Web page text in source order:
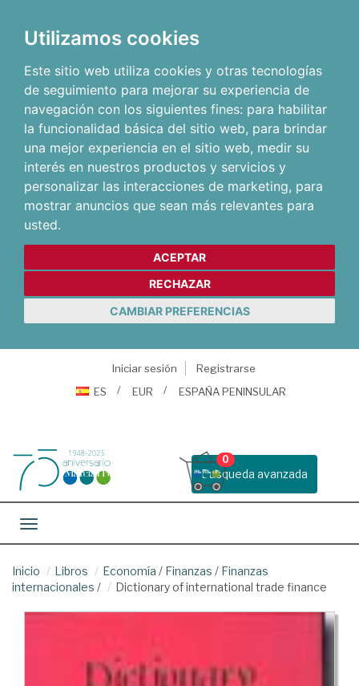
Utilizamos cookies
Este sitio web utiliza cookies y otras tecnologías
de seguimiento para mejorar su experiencia de
navegación con los siguientes fines: para habilitar
la funcionalidad básica del sitio web, para brindar
una mejor experiencia en el sitio web, medir su
interés en nuestros productos y servicios y
personalizar las interacciones de marketing, para
mostrar anuncios que sean más relevantes para
usted.
ACEPTAR
RECHAZAR
CAMBIAR PREFERENCIAS
Iniciar sesión
Registrarse
ES
EUR ESPAÑA PENINSULAR
Busqueda avanzada
0
Toggle navigation
Inicio Libros Economía / Finanzas / Finanzas
internacionales / Dictionary of international trade finance